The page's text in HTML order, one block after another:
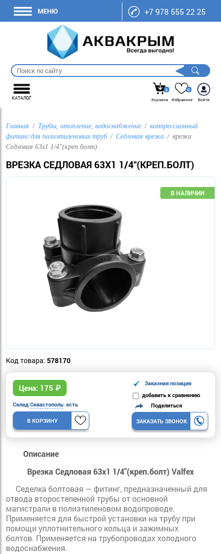
+7 978 555 22 25
КАТАЛОГ
0
Корзина
0
Избранное
Войти
Главная Трубы, отопление, водоснабжение
компрессионный
фитинг для полиэтиленовых труб
Седловая врезка
врезка
Седловая 63х1 1/4"(креп.болт)
ВРЕЗКА СЕДЛОВАЯ 63Х1 1/4"(КРЕП.БОЛТ)
Код товара: 578170
Цена: 175 ₽
Заказная позиция
добавить к сравнению
Склад Севастополь: есть
В КОРЗИНУ
Поделиться
ЗАКАЗАТЬ ЗВОНОК
Описание
Врезка Седловая 63х1 1/4"(креп.болт) Valfex
Седелка болтовая — фитинг, предназначенный для
отвода второстепенной трубы от основной
магистрали в полиэтиленовом водопроводе.
Применяется для быстрой установки на трубу при
помощи уплотнительного кольца и зажимных
болтов. Применяется на трубопроводах холодного
водоснабжения.